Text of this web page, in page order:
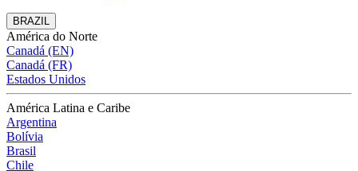
BRAZIL
América do Norte
Canadá (EN)
Canadá (FR)
Estados Unidos
América Latina e Caribe
Argentina
Bolívia
Brasil
Chile